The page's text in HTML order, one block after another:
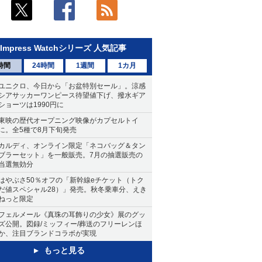
Impress Watchシリーズ 人気記事
間 24時間 1週間 1カ月
ニクロ、今日から「お盆特別セール」。涼感
アサッカーワンピース待望値下げ、撥水ギア
ョーツは1990円に
映の歴代オープニング映像がカプセルトイ
。全5種で8月下旬発売
ルディ、オンライン限定「ネコバッグ＆タン
ラーセット」を一般販売。7月の抽選販売の
選無効分
やぶさ50％オフの「新幹線eチケット（トク
値スペシャル28）」発売。秋冬乗車分、えき
っと限定
ェルメール《真珠の耳飾りの少女》展のグッ
公開。図録/ミッフィー/葬送のフリーレンほ
、注目ブランドコラボが実現
もっと見る